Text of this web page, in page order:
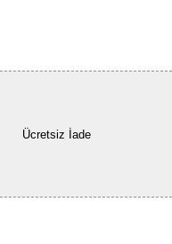
Ücretsiz İade